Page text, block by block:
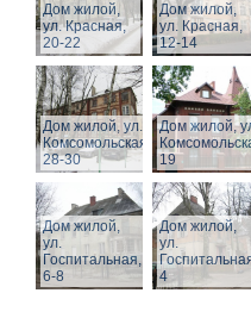
Дом жилой,
ул. Красная,
20-22
Дом жилой,
ул. Красная,
12-14
Дом жилой, ул.
Комсомольская,
28-30
Дом жилой,
19
Дом жилой,
ул.
Госпитальная,
6-8
Дом жилой,
ул.
4